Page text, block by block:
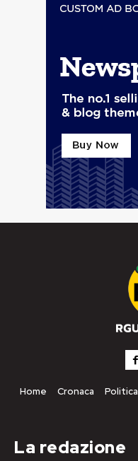
Home Cronaca Politica
La redazione